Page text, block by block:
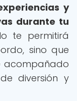
y
durante tu
te permitirá
sino que
acompañado
diversión y